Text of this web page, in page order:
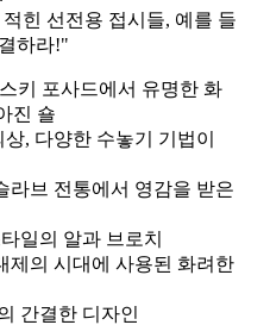
힌 선전용 접시들, 예를 들
하라!"
키 포사드에서 유명한 화
진 숄
, 다양한 수놓기 기법이
라브 전통에서 영감을 받은
일의 알과 브로치
제의 시대에 사용된 화려한
간결한 디자인